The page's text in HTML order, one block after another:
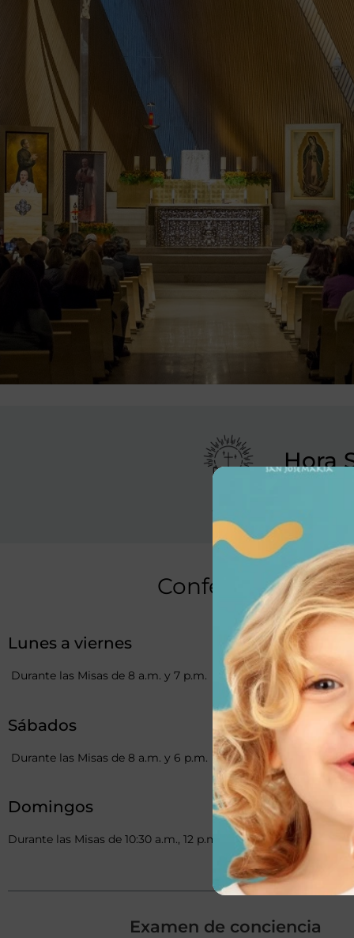
Hora
Todos los
Confesiones
Lunes a viernes
Durante las Misas de 8 a.m. y 7 p.m.
Sábados
Durante las Misas de 8 a.m. y 6 p.m.
Domingos
Durante las Misas de 10:30 a.m., 12 p.m., 1:45 p.m., 6 p.m. y 7:30
Examen de conciencia